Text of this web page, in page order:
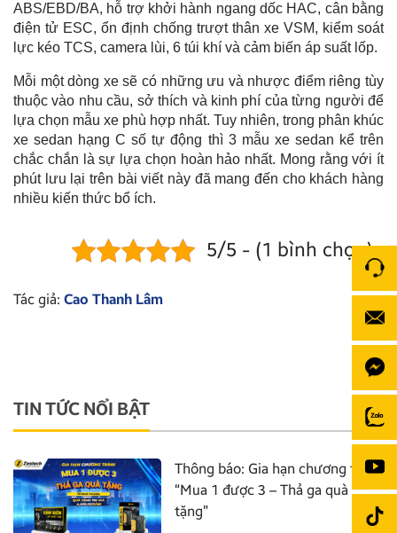
ABS/EBD/BA, hỗ trợ khởi hành ngang dốc HAC, cân bằng
điện tử ESC, ổn định chống trượt thân xe VSM, kiểm soát
lực kéo TCS, camera lùi, 6 túi khí và cảm biến áp suất lốp.
Mỗi một dòng xe sẽ có những ưu và nhược điểm riêng tùy
thuộc vào nhu cầu, sở thích và kinh phí của từng người để
lựa chọn mẫu xe phù hợp nhất. Tuy nhiên, trong phân khúc
xe sedan hạng C số tự động thì 3 mẫu xe sedan kể trên
chắc chắn là sự lựa chọn hoàn hảo nhất. Mong rằng với ít
phút lưu lại trên bài viết này đã mang đến cho khách hàng
nhiều kiến thức bổ ích.
5/5 - (1 bình chọn)
Tác giả: Cao Thanh Lâm
TIN TỨC NỔI BẬT
Thông báo: Gia hạn chương trình
“Mua 1 được 3 – Thả ga quà
tặng”